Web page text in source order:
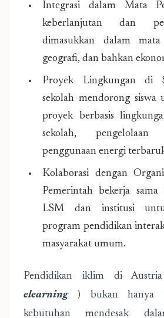
Integrasi dalam Mata
keberlanjutan dan
dimasukkan dalam mata
geografi, dan bahkan
Proyek Lingkungan di
sekolah mendorong siswa
proyek berbasis
sekolah,
penggunaan energi
Kolaborasi dengan
Pemerintah bekerja sama
LSM dan institusi
program pendidikan
masyarakat umum.
Pendidikan iklim di
elearning) bukan hanya
kebutuhan mendesak